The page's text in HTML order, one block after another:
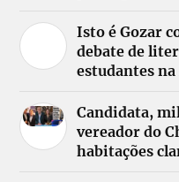
Isto é Gozar
debate de
estudantes
Candidata,
vereador do
habitações